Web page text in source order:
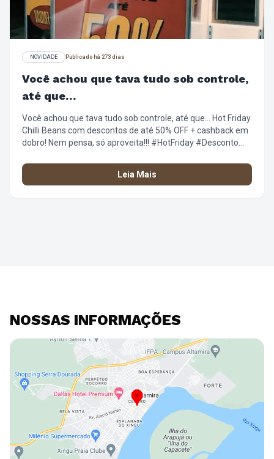
NOVIDADE Publicado há 273 dias
Você achou que tava tudo sob controle,
até que…
Você achou que tava tudo sob controle, até que… Hot Friday
Chilli Beans com descontos de até 50% OFF + cashback em
dobro! Nem pensa, só aproveita!!! #HotFriday #Desconto
#ChilliBeans
Leia Mais
NOSSAS INFORMAÇÕES